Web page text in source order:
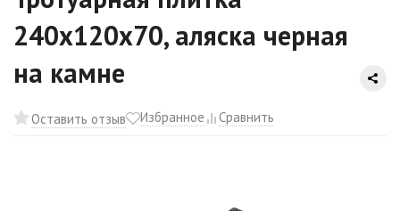
240х120х70, аляска черная
на камне
Оставить отзыв Избранное Сравнить